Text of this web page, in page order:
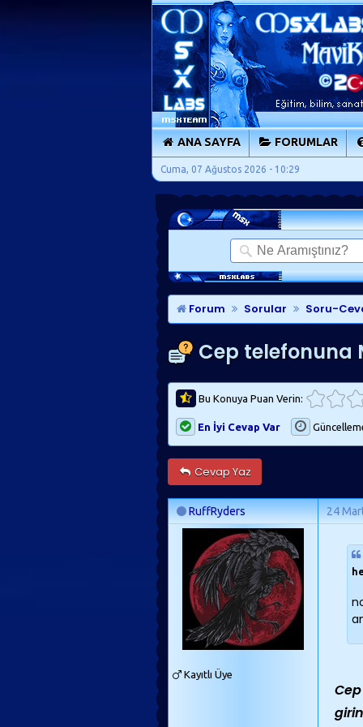
ANA SAYFA FORUMLAR
Cuma, 07 Ağustos 2026 - 10:29
Forum Sorular Soru-
Cep telefonuna
Bu Konuya Puan Verin:
En İyi Cevap Var
Cevap Yaz
RuffRyders 24
Kayıtlı Üye